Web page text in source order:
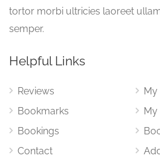
tortor morbi ultricies laoreet
semper.
Helpful Links
Reviews
Bookmarks
Bookings
Contact
My
My